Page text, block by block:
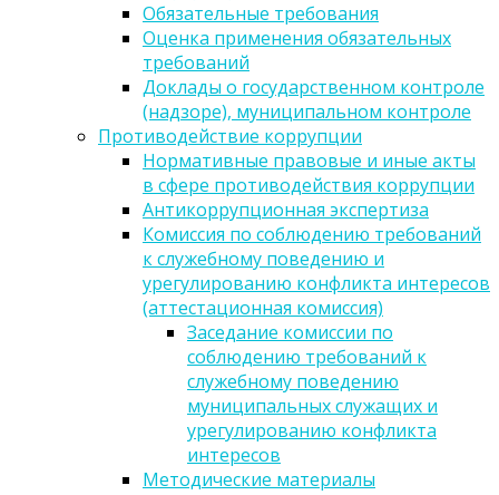
Обязательные требования
Оценка применения обязательных
требований
Доклады о государственном контроле
(надзоре), муниципальном контроле
Противодействие коррупции
Нормативные правовые и иные акты
в сфере противодействия коррупции
Антикоррупционная экспертиза
Комиссия по соблюдению требований
к служебному поведению и
урегулированию конфликта интересов
(аттестационная комиссия)
Заседание комиссии по
соблюдению требований к
служебному поведению
муниципальных служащих и
урегулированию конфликта
интересов
Методические материалы